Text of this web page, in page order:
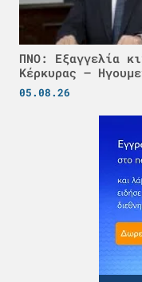
ΠΝΟ: Εξαγγελία
Κέρκυρας –
05.08.26